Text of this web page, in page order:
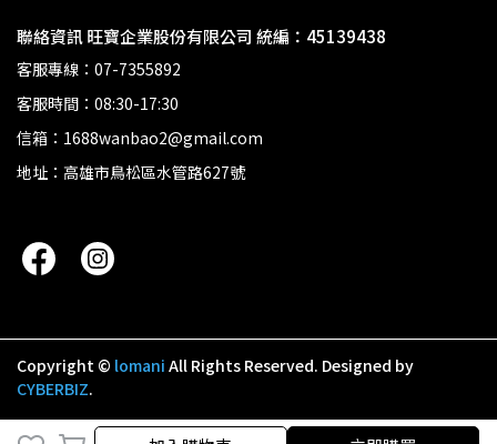
聯絡資訊 旺寶企業股份有限公司 統編：45139438
客服專線：07-7355892
客服時間：08:30-17:30
信箱：1688wanbao2@gmail.com
地址：高雄市鳥松區水管路627號
Copyright © lomani All Rights Reserved. Designed by
CYBERBIZ.